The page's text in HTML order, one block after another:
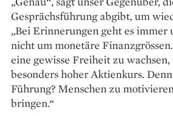
Gesprächsführung abgibt, um
„Bei Erinnerungen geht es immer
nicht um monetäre
eine gewisse Freiheit zu
besonders hoher Aktienkurs.
Führung? Menschen zu
bringen.“